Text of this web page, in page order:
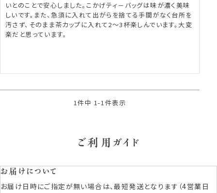
いとのことで安心しました。こかげティ－バッグは味が濃く美味
しいです。また、急須に入れて出がらを捨てる手間がなく台所を
汚さず、そのまま茶カップに入れて2～3杯楽しんでいます。大変
楽だと思っています。
1件中 1-1件表示
ご利用ガイド
お届けについて
お届け日時にご指定が無い場合は、最短発送となります（4営業日